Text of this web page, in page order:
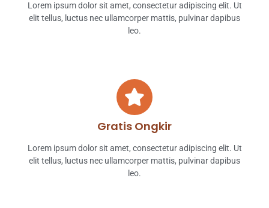
Lorem ipsum dolor sit amet, consectetur adipiscing elit. Ut
elit tellus, luctus nec ullamcorper mattis, pulvinar dapibus
leo.
Gratis Ongkir
Lorem ipsum dolor sit amet, consectetur adipiscing elit. Ut
elit tellus, luctus nec ullamcorper mattis, pulvinar dapibus
leo.